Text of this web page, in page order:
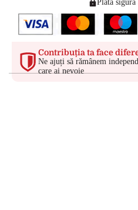
Plată
Contribuția ta face
Ne ajuți să rămânem
care ai nevoie